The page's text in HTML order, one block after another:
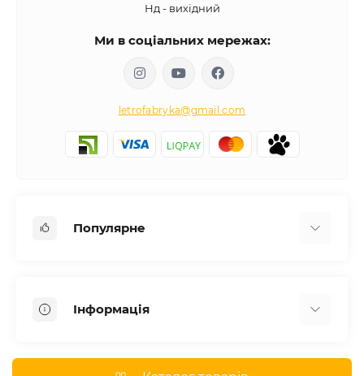
Нд - вихідний
Ми в соціальних мережах:
letrofabryka@gmail.com
Популярне
Комоди для спальні
Меблі в дитячу
Інформація